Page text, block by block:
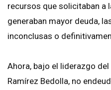
recursos que solicitaban a
generaban mayor deuda,
inconclusas o
Ahora, bajo el liderazgo
Ramírez Bedolla, no